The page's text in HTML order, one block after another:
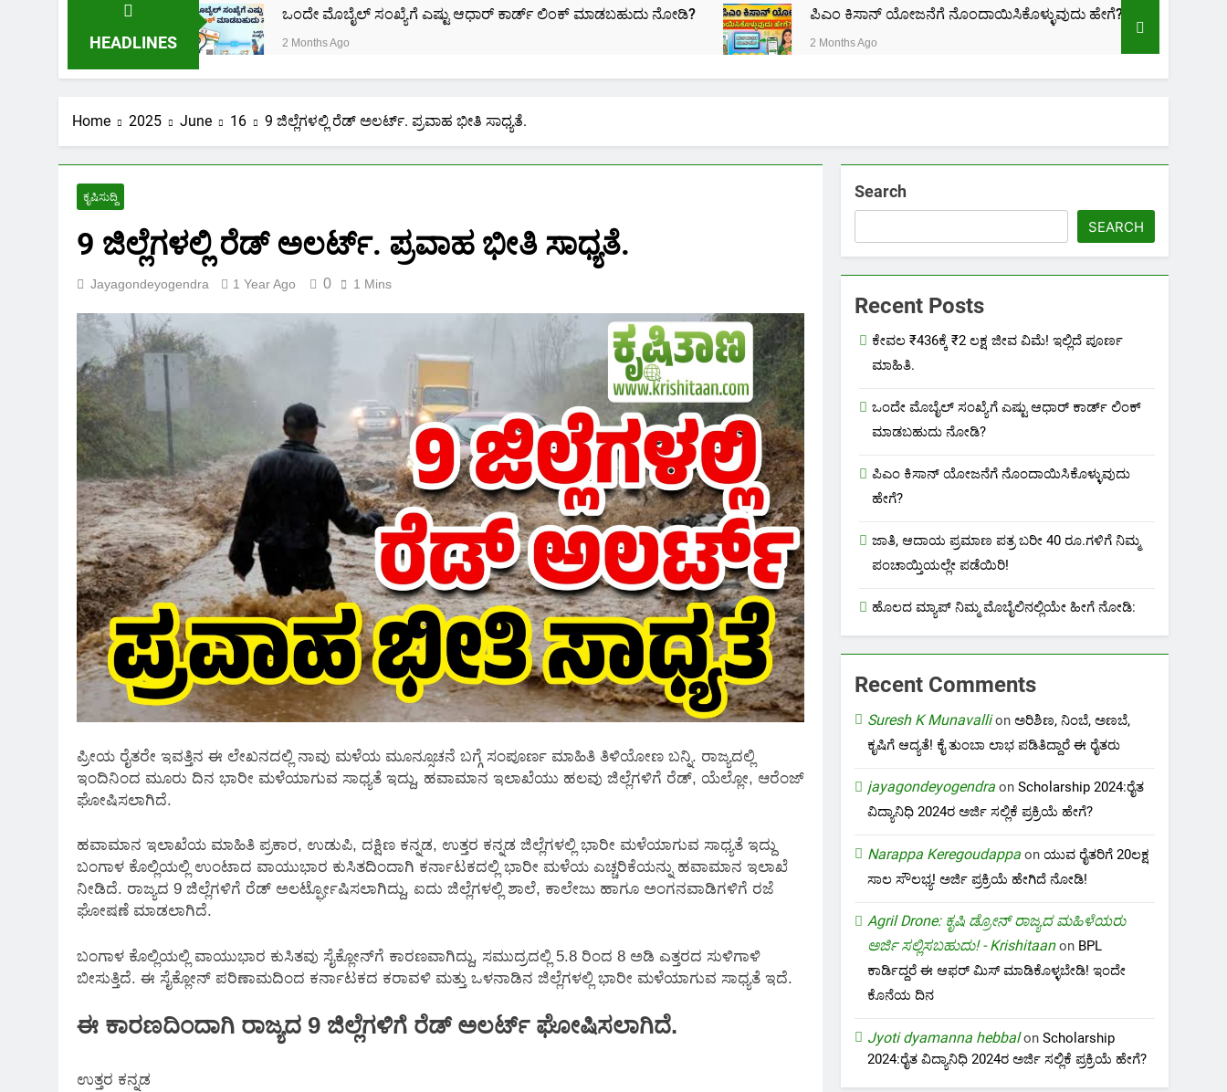
HEADLINES
ಒಂದೇ ಮೊಬೈಲ್ ಸಂಖ್ಯೆಗೆ ಎಷ್ಟು ಆಧಾರ್ ಕಾರ್ಡ್ ಲಿಂಕ್ ಮಾಡಬಹುದು ನೋಡಿ?
2 Months Ago
ಪಿಎಂ ಕಿಸಾನ್ ಯೋಜನೆಗೆ ನೊಂದಾಯಿಸಿಕೊಳ್ಳುವುದು ಹೇಗೆ?
2 Months Ago
Home 2025 June 16 9 ಜಿಲ್ಲೆಗಳಲ್ಲಿ ರೆಡ್ ಅಲರ್ಟ್. ಪ್ರವಾಹ ಭೀತಿ ಸಾಧ್ಯತೆ.
ಕೃಷಿಸುದ್ದಿ
9 ಜಿಲ್ಲೆಗಳಲ್ಲಿ ರೆಡ್ ಅಲರ್ಟ್. ಪ್ರವಾಹ ಭೀತಿ ಸಾಧ್ಯತೆ.
Jayagondeyogendra 1 Year Ago 0 1 Mins
ಪ್ರೀಯ ರೈತರೇ ಇವತ್ತಿನ ಈ ಲೇಖನದಲ್ಲಿ ನಾವು ಮಳೆಯ ಮೂನ್ಸೂಚನೆ ಬಗ್ಗೆ ಸಂಪೂರ್ಣ ಮಾಹಿತಿ ತಿಳಿಯೋಣ ಬನ್ನಿ. ರಾಜ್ಯದಲ್ಲಿ
ಇಂದಿನಿಂದ ಮೂರು ದಿನ ಭಾರೀ ಮಳೆಯಾಗುವ ಸಾಧ್ಯತೆ ಇದ್ದು, ಹವಾಮಾನ ಇಲಾಖೆಯು ಹಲವು ಜಿಲ್ಲೆಗಳಿಗೆ ರೆಡ್‌, ಯೆಲ್ಲೋ, ಆರೆಂಜ್‌
ಘೋಷಿಸಲಾಗಿದೆ.
ಹವಾಮಾನ ಇಲಾಖೆಯ ಮಾಹಿತಿ ಪ್ರಕಾರ, ಉಡುಪಿ, ದಕ್ಷಿಣ ಕನ್ನಡ, ಉತ್ತರ ಕನ್ನಡ ಜಿಲ್ಲೆಗಳಲ್ಲಿ ಭಾರೀ ಮಳೆಯಾಗುವ ಸಾಧ್ಯತೆ ಇದ್ದು
ಬಂಗಾಳ ಕೊಲ್ಲಿಯಲ್ಲಿ ಉಂಟಾದ ವಾಯುಭಾರ ಕುಸಿತದಿಂದಾಗಿ ಕರ್ನಾಟಕದಲ್ಲಿ ಭಾರೀ ಮಳೆಯ ಎಚ್ಚರಿಕೆಯನ್ನು ಹವಾಮಾನ ಇಲಾಖೆ
ನೀಡಿದೆ. ರಾಜ್ಯದ 9 ಜಿಲ್ಲೆಗಳಿಗೆ ರೆಡ್ ಅಲರ್ಟ್ಘೋಷಿಸಲಾಗಿದ್ದು, ಐದು ಜಿಲ್ಲೆಗಳಲ್ಲಿ ಶಾಲೆ, ಕಾಲೇಜು ಹಾಗೂ ಅಂಗನವಾಡಿಗಳಿಗೆ ರಜೆ
ಘೋಷಣೆ ಮಾಡಲಾಗಿದೆ.
ಬಂಗಾಳ ಕೊಲ್ಲಿಯಲ್ಲಿ ವಾಯುಭಾರ ಕುಸಿತವು ಸೈಕ್ಲೋನ್‌ಗೆ ಕಾರಣವಾಗಿದ್ದು, ಸಮುದ್ರದಲ್ಲಿ 5.8 ರಿಂದ 8 ಅಡಿ ಎತ್ತರದ ಸುಳಿಗಾಳಿ
ಬೀಸುತ್ತಿದೆ. ಈ ಸೈಕ್ಲೋನ್ ಪರಿಣಾಮದಿಂದ ಕರ್ನಾಟಕದ ಕರಾವಳಿ ಮತ್ತು ಒಳನಾಡಿನ ಜಿಲ್ಲೆಗಳಲ್ಲಿ ಭಾರೀ ಮಳೆಯಾಗುವ ಸಾಧ್ಯತೆ ಇದೆ.
ಈ ಕಾರಣದಿಂದಾಗಿ ರಾಜ್ಯದ 9 ಜಿಲ್ಲೆಗಳಿಗೆ ರೆಡ್ ಅಲರ್ಟ್ ಘೋಷಿಸಲಾಗಿದೆ.
ಉತ್ತರ ಕನ್ನಡ
Search
SEARCH
Recent Posts
ಕೇವಲ ₹436ಕ್ಕೆ ₹2 ಲಕ್ಷ ಜೀವ ವಿಮೆ! ಇಲ್ಲಿದೆ ಪೂರ್ಣ
ಮಾಹಿತಿ.
ಒಂದೇ ಮೊಬೈಲ್ ಸಂಖ್ಯೆಗೆ ಎಷ್ಟು ಆಧಾರ್ ಕಾರ್ಡ್ ಲಿಂಕ್
ಮಾಡಬಹುದು ನೋಡಿ?
ಪಿಎಂ ಕಿಸಾನ್ ಯೋಜನೆಗೆ ನೊಂದಾಯಿಸಿಕೊಳ್ಳುವುದು
ಹೇಗೆ?
ಜಾತಿ, ಆದಾಯ ಪ್ರಮಾಣ ಪತ್ರ ಬರೀ 40 ರೂ.ಗಳಿಗೆ ನಿಮ್ಮ
ಪಂಚಾಯ್ತಿಯಲ್ಲೇ ಪಡೆಯಿರಿ!
ಹೊಲದ ಮ್ಯಾಪ್ ನಿಮ್ಮ ಮೊಬೈಲಿನಲ್ಲಿಯೇ ಹೀಗೆ ನೋಡಿ:
Recent Comments
Suresh K Munavallionಅರಿಶಿಣ, ನಿಂಬೆ, ಅಣಬೆ,
ಕೃಷಿಗೆ ಆದ್ಯತೆ! ಕೈ ತುಂಬಾ ಲಾಭ ಪಡಿತಿದ್ದಾರೆ ಈ ರೈತರು
jayagondeyogendra onScholarship 2024:ರೈತ
ವಿದ್ಯಾನಿಧಿ 2024ರ ಅರ್ಜಿ ಸಲ್ಲಿಕೆ ಪ್ರಕ್ರಿಯೆ ಹೇಗೆ?
Narappa Keregoudappa onಯುವ ರೈತರಿಗೆ 20ಲಕ್ಷ
ಸಾಲ ಸೌಲಭ್ಯ! ಅರ್ಜಿ ಪ್ರಕ್ರಿಯೆ ಹೇಗಿದೆ ನೋಡಿ!
Agril Drone: ಕೃಷಿ ಡ್ರೋನ್ ರಾಜ್ಯದ ಮಹಿಳೆಯರು
ಅರ್ಜಿ ಸಲ್ಲಿಸಬಹುದು! - Krishitaanon BPL
ಕಾರ್ಡಿದ್ದರೆ ಈ ಆಫರ್ ಮಿಸ್ ಮಾಡಿಕೊಳ್ಳಬೇಡಿ! ಇಂದೇ
ಕೊನೆಯ ದಿನ
Jyoti dyamanna hebbalonScholarship
2024:ರೈತ ವಿದ್ಯಾನಿಧಿ 2024ರ ಅರ್ಜಿ ಸಲ್ಲಿಕೆ ಪ್ರಕ್ರಿಯೆ ಹೇಗೆ?